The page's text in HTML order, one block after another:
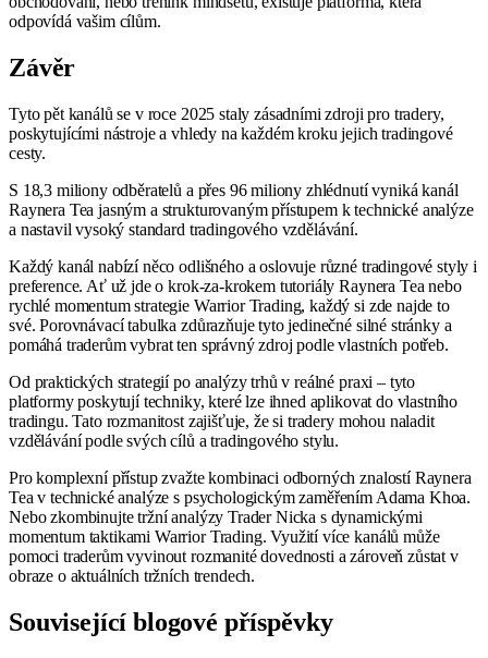
odpovídá vašim cílům.
Závěr
Tyto pět kanálů se v roce 2025 staly zásadními zdroji pro tradery,
poskytujícími nástroje a vhledy na každém kroku jejich tradingové
cesty.
S 18,3 miliony odběratelů a přes 96 miliony zhlédnutí vyniká kanál
Raynera Tea jasným a strukturovaným přístupem k technické analýze
a nastavil vysoký standard tradingového vzdělávání.
Každý kanál nabízí něco odlišného a oslovuje různé tradingové styly i
preference. Ať už jde o krok-za-krokem tutoriály Raynera Tea nebo
rychlé momentum strategie Warrior Trading, každý si zde najde to
své. Porovnávací tabulka zdůrazňuje tyto jedinečné silné stránky a
pomáhá traderům vybrat ten správný zdroj podle vlastních potřeb.
Od praktických strategií po analýzy trhů v reálné praxi – tyto
platformy poskytují techniky, které lze ihned aplikovat do vlastního
tradingu. Tato rozmanitost zajišťuje, že si tradery mohou naladit
vzdělávání podle svých cílů a tradingového stylu.
Pro komplexní přístup zvažte kombinaci odborných znalostí Raynera
Tea v technické analýze s psychologickým zaměřením Adama Khoa.
Nebo zkombinujte tržní analýzy Trader Nicka s dynamickými
momentum taktikami Warrior Trading. Využití více kanálů může
pomoci traderům vyvinout rozmanité dovednosti a zároveň zůstat v
obraze o aktuálních tržních trendech.
Související blogové příspěvky